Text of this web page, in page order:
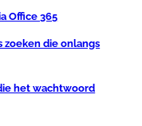
Office 365
zoeken die onlangs
het wachtwoord